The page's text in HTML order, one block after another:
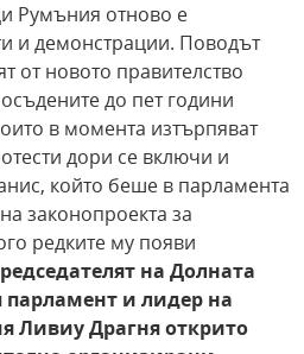
Румъния отново е
и демонстрации. Поводът
от новото правителство
до пет години
в момента изтърпяват
дори се включи и
който беше в парламента
законопроекта за
редките му появи
на Долната
и лидер на
Ливиу Драгня открито